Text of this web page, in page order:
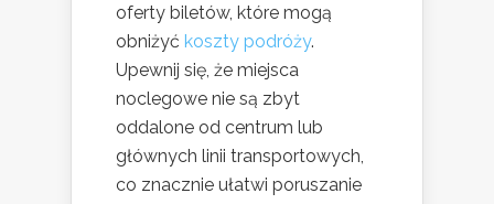
oferty biletów, które mogą
obniżyć koszty podróży.
Upewnij się, że miejsca
noclegowe nie są zbyt
oddalone od centrum lub
głównych linii transportowych,
co znacznie ułatwi poruszanie